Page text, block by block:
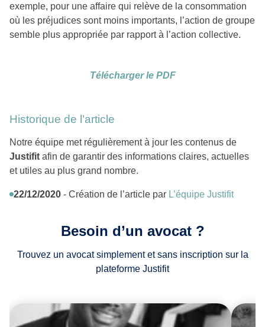
exemple, pour une affaire qui relève de la consommation
où les préjudices sont moins importants, l’action de groupe
semble plus appropriée par rapport à l’action collective.
Télécharger le PDF
Historique de l’article
Notre équipe met régulièrement à jour les contenus de
Justifit afin de garantir des informations claires, actuelles
et utiles au plus grand nombre.
22/12/2020 - Création de l’article par L’équipe Justifit
Besoin d’un avocat ?
Trouvez un avocat simplement et sans inscription sur la
plateforme Justifit